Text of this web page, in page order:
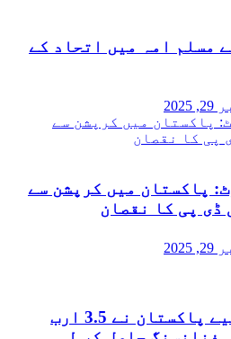
مسلم امہ میں اتحاد کے
پاکستان میں کرپشن سے
ریکو ڈِک منصوبے کے لیے پاکستان نے 3.5 ارب